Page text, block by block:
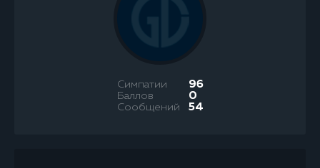
Симпатии 96
Баллов 0
Сообщений 54